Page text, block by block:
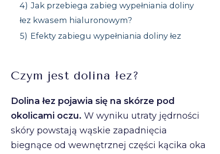
4) Jak przebiega zabieg wypełniania doliny
łez kwasem hialuronowym?
5) Efekty zabiegu wypełniania doliny łez
Czym jest dolina łez?
Dolina łez pojawia się na skórze pod
okolicami oczu. W wyniku utraty jędrności
skóry powstają wąskie zapadnięcia
biegnące od wewnętrznej części kącika oka